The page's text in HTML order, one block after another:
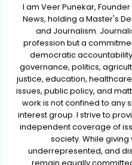
I am Veer Punekar,
News, holding a Master's
and Journalism.
profession but a
democratic
governance, politics,
justice, education,
issues, public policy, and
work is not confined to any
interest group. I strive to
independent coverage of
society. While
underrepresented, and